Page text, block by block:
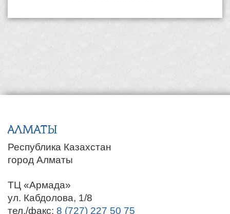
АЛМАТЫ
Республика Казахстан
город Алматы
ТЦ «Армада»
ул. Кабдолова, 1/8
тел./факс: 8 (727) 227 50 75